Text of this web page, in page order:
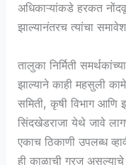
अधिकाऱ्यांकडे हरकत
झाल्यानंतरच त्यांचा
तालुका निर्मिती
झाल्याने काही महसुली
समिती, कृषी विभाग आणि
सिंदखेडराजा येथे जावे
एकाच ठिकाणी उपलब्ध
ही काळाची गरज